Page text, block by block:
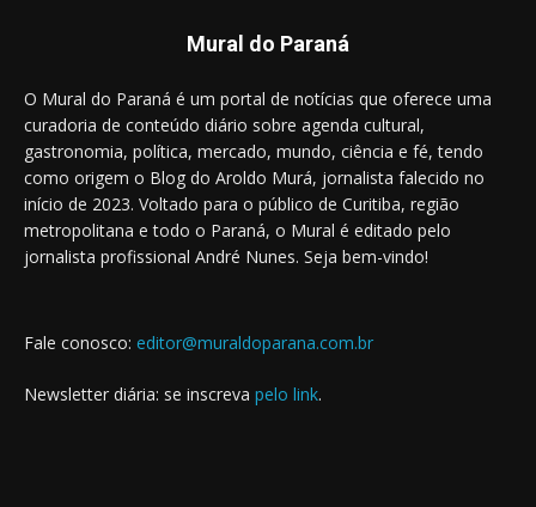
Mural do Paraná
O Mural do Paraná é um portal de notícias que oferece uma
curadoria de conteúdo diário sobre agenda cultural,
gastronomia, política, mercado, mundo, ciência e fé, tendo
como origem o Blog do Aroldo Murá, jornalista falecido no
início de 2023. Voltado para o público de Curitiba, região
metropolitana e todo o Paraná, o Mural é editado pelo
jornalista profissional André Nunes. Seja bem-vindo!
Fale conosco: editor@muraldoparana.com.br
Newsletter diária: se inscreva pelo link.